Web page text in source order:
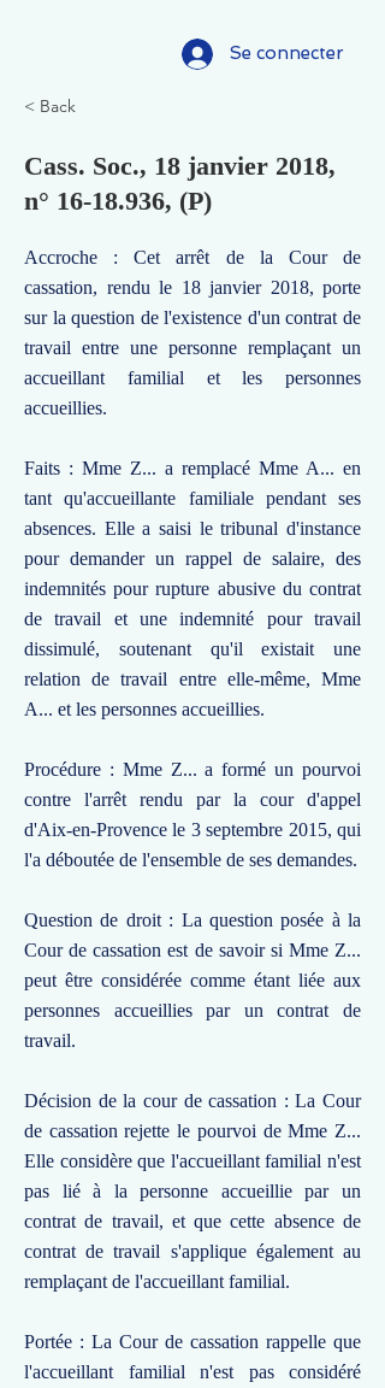
Se connecter
< Back
Cass. Soc., 18 janvier 2018,
n° 16-18.936, (P)
Accroche : Cet arrêt de la Cour de
cassation, rendu le 18 janvier 2018, porte
sur la question de l'existence d'un contrat de
travail entre une personne remplaçant un
accueillant familial et les personnes
accueillies.
Faits : Mme Z... a remplacé Mme A... en
tant qu'accueillante familiale pendant ses
absences. Elle a saisi le tribunal d'instance
pour demander un rappel de salaire, des
indemnités pour rupture abusive du contrat
de travail et une indemnité pour travail
dissimulé, soutenant qu'il existait une
relation de travail entre elle-même, Mme
A... et les personnes accueillies.
Procédure : Mme Z... a formé un pourvoi
contre l'arrêt rendu par la cour d'appel
d'Aix-en-Provence le 3 septembre 2015, qui
l'a déboutée de l'ensemble de ses demandes.
Question de droit : La question posée à la
Cour de cassation est de savoir si Mme Z...
peut être considérée comme étant liée aux
personnes accueillies par un contrat de
travail.
Décision de la cour de cassation : La Cour
de cassation rejette le pourvoi de Mme Z...
Elle considère que l'accueillant familial n'est
pas lié à la personne accueillie par un
contrat de travail, et que cette absence de
contrat de travail s'applique également au
remplaçant de l'accueillant familial.
Portée : La Cour de cassation rappelle que
l'accueillant familial n'est pas considéré